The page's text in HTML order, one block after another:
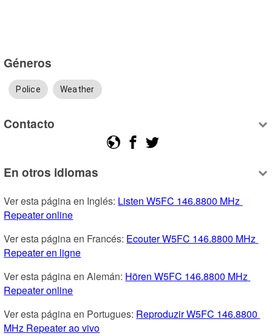
Géneros
Police Weather
Contacto
En otros idiomas
Ver esta página en Inglés: Listen W5FC 146.8800 MHz
Repeater online
Ver esta página en Francés: Ecouter W5FC 146.8800 MHz
Repeater en ligne
Ver esta página en Alemán: Hören W5FC 146.8800 MHz
Repeater online
Ver esta página en Portugues: Reproduzir W5FC 146.8800
MHz Repeater ao vivo